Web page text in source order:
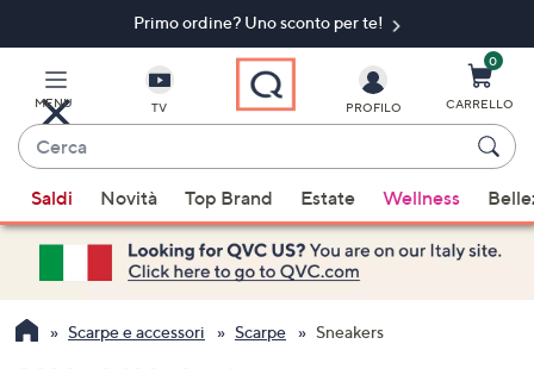
principale
Primo ordine? Uno sconto per te!​
MENU TV
Cerca
sono
disponibili
suggerimenti,
usa
i
PROFILO
0
CARRELLO
Saldi Novità Top Brand Estate Wellness
Scarpe e accessori Scarpe Sneakers